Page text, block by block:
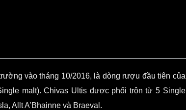
vào tháng 10/2016, là dòng rượu đầu tiên của
malt). Chivas Ultis được phối trộn từ 5 Single
Allt A’Bhainne và Braeval.